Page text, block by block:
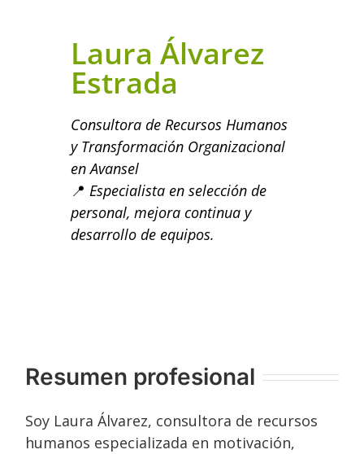
Laura Álvarez
Estrada
Consultora de Recursos Humanos
y Transformación Organizacional
en Avansel
📍Especialista en selección de
personal, mejora continua y
desarrollo de equipos.
Resumen profesional
Soy Laura Álvarez, consultora de recursos
humanos especializada en motivación,